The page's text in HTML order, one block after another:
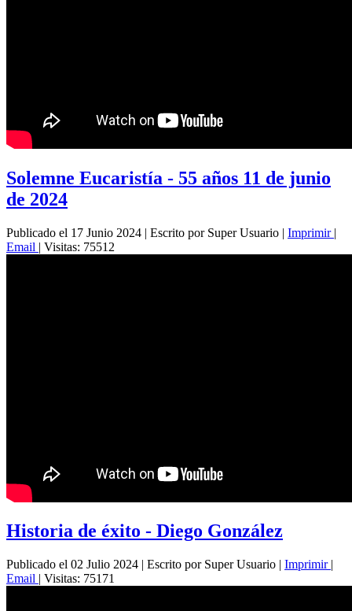
Solemne Eucaristía - 55 años 11 de junio
de 2024
Publicado el 17 Junio 2024 | Escrito por Super Usuario | Imprimir |
Email | Visitas: 75512
Historia de éxito - Diego González
Publicado el 02 Julio 2024 | Escrito por Super Usuario | Imprimir |
Email | Visitas: 75171